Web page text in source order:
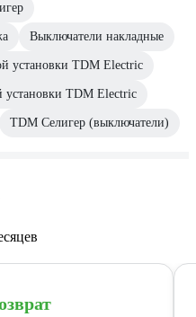
Выключатели накладные
установки TDM Electric
установки TDM Electric
TDM Селигер (выключатели)